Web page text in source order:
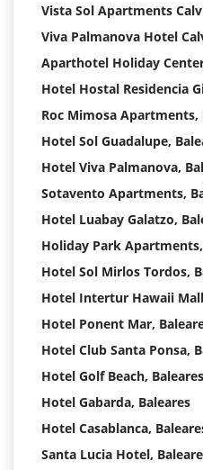
Vista Sol Apartments
Viva Palmanova Hotel
Aparthotel Holiday
Hotel Hostal Residencia
Roc Mimosa Apartments,
Hotel Sol Guadalupe,
Hotel Viva Palmanova,
Sotavento Apartments,
Hotel Luabay Galatzo,
Holiday Park
Hotel Sol Mirlos Tordos,
Hotel Intertur Hawaii
Hotel Ponent Mar,
Hotel Club Santa Ponsa,
Hotel Golf Beach, Baleares
Hotel Gabarda, Baleares
Hotel Casablanca,
Santa Lucia Hotel,